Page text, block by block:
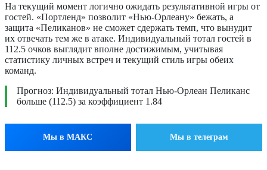
На текущий момент логично ожидать результативной игры от
гостей. «Портленд» позволит «Нью-Орлеану» бежать, а
защита «Пеликанов» не сможет сдержать темп, что вынудит
их отвечать тем же в атаке. Индивидуальный тотал гостей в
112.5 очков выглядит вполне достижимым, учитывая
статистику личных встреч и текущий стиль игры обеих
команд.
Прогноз: Индивидуальный тотал Нью-Орлеан Пеликанс
больше (112.5) за коэффициент 1.84
Мы в МАКС Мы в телеграм